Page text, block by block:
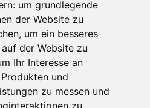
um grundlegende
der Website zu
, um ein besseres
der Website zu
Ihr Interesse an
und
zu messen und
zu